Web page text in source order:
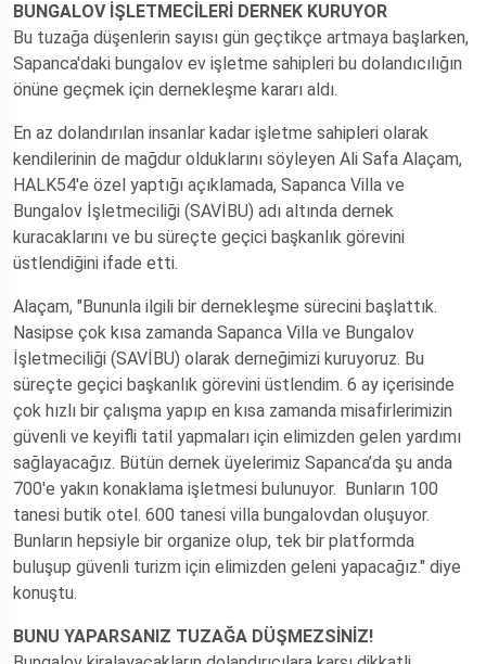
BUNGALOV İŞLETMECİLERİ DERNEK KURUYOR
Bu tuzağa düşenlerin sayısı gün geçtikçe artmaya başlarken,
Sapanca'daki bungalov ev işletme sahipleri bu dolandıcılığın
önüne geçmek için dernekleşme kararı aldı.
En az dolandırılan insanlar kadar işletme sahipleri olarak
kendilerinin de mağdur olduklarını söyleyen Ali Safa Alaçam,
HALK54'e özel yaptığı açıklamada, Sapanca Villa ve
Bungalov İşletmeciliği (SAVİBU) adı altında dernek
kuracaklarını ve bu süreçte geçici başkanlık görevini
üstlendiğini ifade etti.
Alaçam, "Bununla ilgili bir dernekleşme sürecini başlattık.
Nasipse çok kısa zamanda Sapanca Villa ve Bungalov
İşletmeciliği (SAVİBU) olarak derneğimizi kuruyoruz. Bu
süreçte geçici başkanlık görevini üstlendim. 6 ay içerisinde
çok hızlı bir çalışma yapıp en kısa zamanda misafirlerimizin
güvenli ve keyifli tatil yapmaları için elimizden gelen yardımı
sağlayacağız. Bütün dernek üyelerimiz Sapanca’da şu anda
700'e yakın konaklama işletmesi bulunuyor. Bunların 100
tanesi butik otel. 600 tanesi villa bungalovdan oluşuyor.
Bunların hepsiyle bir organize olup, tek bir platformda
buluşup güvenli turizm için elimizden geleni yapacağız." diye
konuştu.
BUNU YAPARSANIZ TUZAĞA DÜŞMEZSİNİZ!